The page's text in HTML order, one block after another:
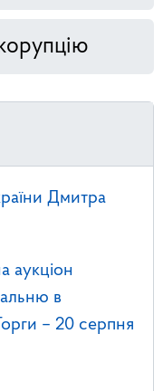
Дмитра
аукціон
в
– 20 серпня